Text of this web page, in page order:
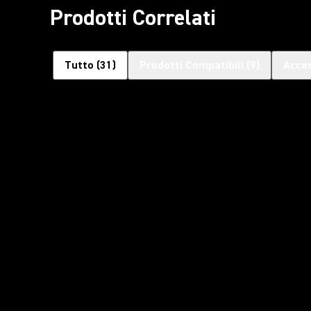
Prodotti Correlati
Tutto (31 )